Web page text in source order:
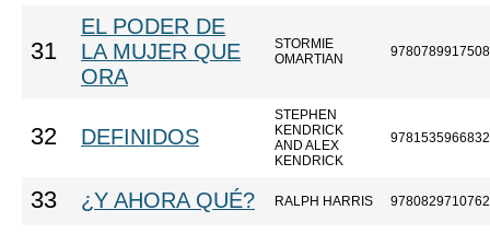
31
EL PODER DE
LA MUJER QUE
ORA
STORMIE
OMARTIAN
9780789917508
32 DEFINIDOS
STEPHEN
KENDRICK
AND ALEX
KENDRICK
9781535966832
33 ¿Y AHORA QUÉ? RALPH HARRIS 9780829710762